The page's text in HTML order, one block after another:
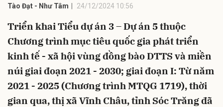
Tào Đạt - Như Tâm 24/12/2024 10:56
Triển khai Tiểu dự án 3 – Dự án 5 thuộc
Chương trình mục tiêu quốc gia phát triển
kinh tế - xã hội vùng đồng bào DTTS và miền
núi giai đoạn 2021 - 2030; giai đoạn I: Từ năm
2021 - 2025 (Chương trình MTQG 1719), thời
gian qua, thị xã Vĩnh Châu, tỉnh Sóc Trăng đã